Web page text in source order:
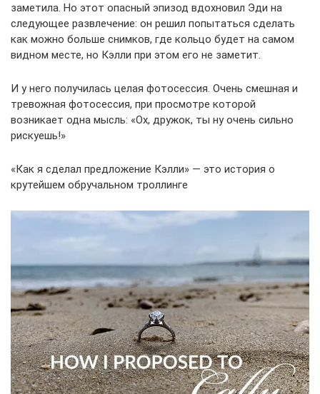
заметила. Но этот опасный эпизод вдохновил Эди на
следующее развлечение: он решил попытаться сделать
как можно больше снимков, где кольцо будет на самом
видном месте, но Кэлли при этом его не заметит.
И у него получилась целая фотосессия. Очень смешная и
тревожная фотосессия, при просмотре которой
возникает одна мысль: «Ох, дружок, ты ну очень сильно
рискуешь!»
«Как я сделал предложение Кэлли» — это история о
крутейшем обручальном троллинге